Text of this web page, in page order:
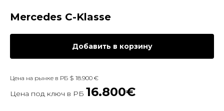
Mercedes C-Klasse
Добавить в корзину
Цена на рынке в РБ $ 18.900 €
Цена под ключ в РБ 16.800€